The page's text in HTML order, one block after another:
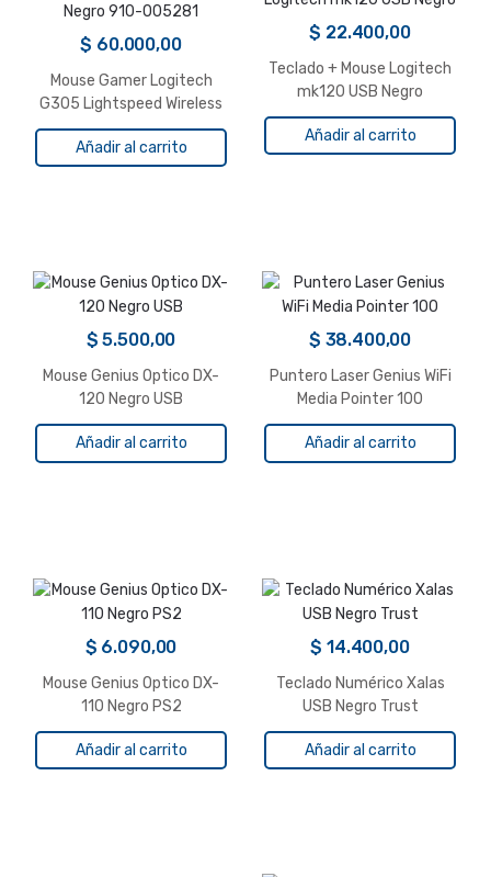
$ 60.000,00
Mouse Gamer Logitech
G305 Lightspeed Wireless
Negro 910-005281
Añadir al carrito
$ 22.400,00
Teclado + Mouse Logitech
mk120 USB Negro
Añadir al carrito
$ 5.500,00
Mouse Genius Optico DX-
120 Negro USB
Añadir al carrito
$ 38.400,00
Puntero Laser Genius WiFi
Media Pointer 100
Añadir al carrito
$ 6.090,00
Mouse Genius Optico DX-
110 Negro PS2
Añadir al carrito
$ 14.400,00
Teclado Numérico Xalas
USB Negro Trust
Añadir al carrito